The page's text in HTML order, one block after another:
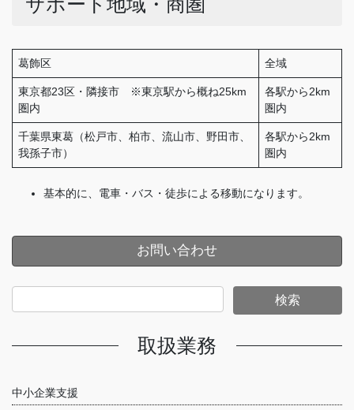
サポート地域・商圏
葛飾区 全域
東京都23区・隣接市 ※東京駅から概ね25km
圏内
各駅から2km
圏内
千葉県東葛（松戸市、柏市、流山市、野田市、
我孫子市）
各駅から2km
圏内
基本的に、電車・バス・徒歩による移動になります。
お問い合わせ
取扱業務
中小企業支援